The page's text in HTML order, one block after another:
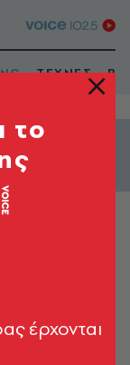
ΤΕΧΝΕΣ
το
έρχονται